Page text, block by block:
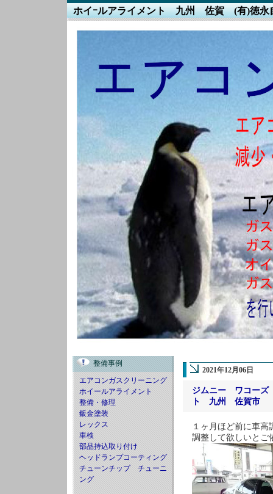
ホイｰルアライメント 九州 佐賀 (有)徳永
整備事例
エアコンガスクリーニング
ホイールアライメント
整備・修理
鈑金塗装
レックス
車検
部品持込取り付け
ヘッドランプコーティング
チューンチップ チューニ
ング
2021年12月06日
ジムニー ワコーズ
ト 九州 佐賀市
１ヶ月ほど前に車高
調整して欲しいとご